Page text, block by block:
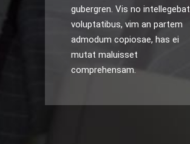
gubergren. Vis no intellegebat
voluptatibus, vim an partem
admodum copiosae, has ei
mutat maluisset
comprehensam.